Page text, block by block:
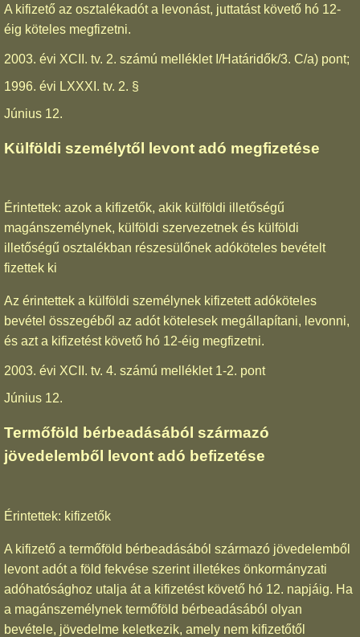
A kifizető az osztalékadót a levonást, juttatást követő hó 12-
éig köteles megfizetni.
2003. évi XCII. tv. 2. számú melléklet I/Határidők/3. C/a) pont;
1996. évi LXXXI. tv. 2. §
Június 12.
Külföldi személytől levont adó megfizetése
Érintettek: azok a kifizetők, akik külföldi illetőségű
magánszemélynek, külföldi szervezetnek és külföldi
illetőségű osztalékban részesülőnek adóköteles bevételt
fizettek ki
Az érintettek a külföldi személynek kifizetett adóköteles
bevétel összegéből az adót kötelesek megállapítani, levonni,
és azt a kifizetést követő hó 12-éig megfizetni.
2003. évi XCII. tv. 4. számú melléklet 1-2. pont
Június 12.
Termőföld bérbeadásából származó
jövedelemből levont adó befizetése
Érintettek: kifizetők
A kifizető a termőföld bérbeadásából származó jövedelemből
levont adót a föld fekvése szerint illetékes önkormányzati
adóhatósághoz utalja át a kifizetést követő hó 12. napjáig. Ha
a magánszemélynek termőföld bérbeadásából olyan
bevétele, jövedelme keletkezik, amely nem kifizetőtől